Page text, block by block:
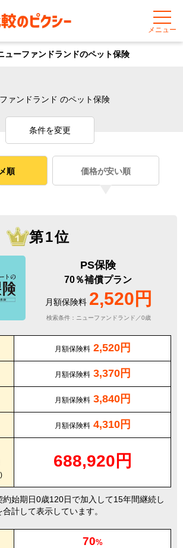
メニュー
ューファンドランドのペット保険
ァンドランド のペット保険
条件を変更
順 価格が安い順
第1位
PS保険
70％補償プラン
月額保険料 2,520円
検索条件：ニューファンドランド／0歳
月額保険料 2,520円
月額保険料 3,370円
月額保険料 3,840円
月額保険料 4,310円
688,920円
約始期日0歳120日で加入して15年間継続し
計して表示しています。
70%